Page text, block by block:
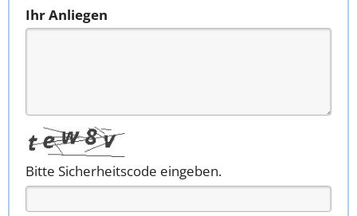
Ihr Anliegen
Bitte Sicherheitscode eingeben.